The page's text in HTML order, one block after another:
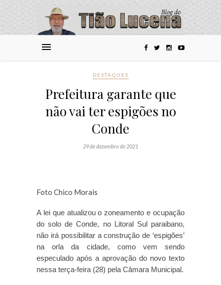
DESTAQUES
Prefeitura garante que
não vai ter espigões no
Conde
29 de dezembro de 2021
Foto Chico Morais
A lei que atualizou o zoneamento e ocupação
do solo de Conde, no Litoral Sul paraibano,
não irá possibilitar a construção de ‘espigões’
na orla da cidade, como vem sendo
especulado após a aprovação do novo texto
nessa terça-feira (28) pela Câmara Municipal.